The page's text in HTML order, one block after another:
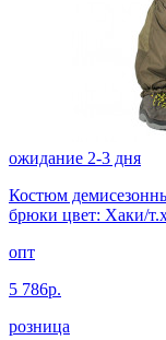
ожидание 2-3 дня
Костюм
брюки цвет: Хаки/
опт
5 786р.
розница